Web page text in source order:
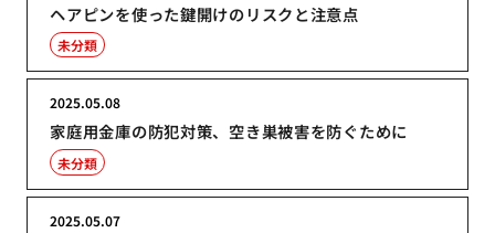
ヘアピンを使った鍵開けのリスクと注意点
未分類
家庭用金庫の防犯対策、空き巣被害を防ぐために
2025.05.08
未分類
2025.05.07